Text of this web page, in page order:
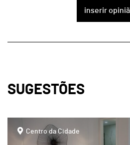
inserir
SUGESTÕES
Centro da Cidade